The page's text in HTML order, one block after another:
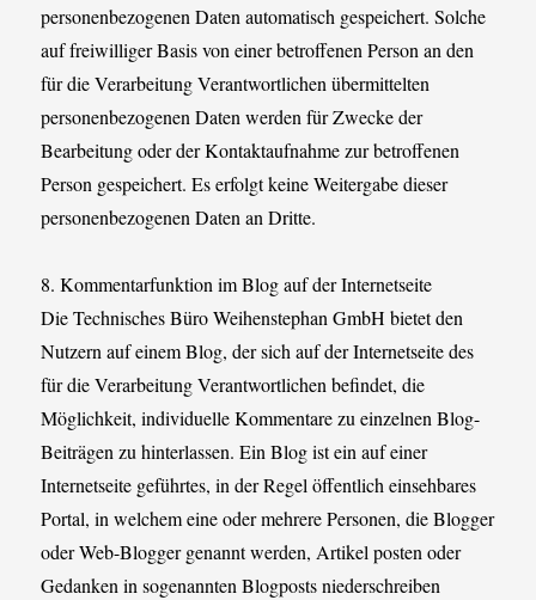
personenbezogenen Daten automatisch gespeichert. Solche
auf freiwilliger Basis von einer betroffenen Person an den
für die Verarbeitung Verantwortlichen übermittelten
personenbezogenen Daten werden für Zwecke der
Bearbeitung oder der Kontaktaufnahme zur betroffenen
Person gespeichert. Es erfolgt keine Weitergabe dieser
personenbezogenen Daten an Dritte.
8. Kommentarfunktion im Blog auf der Internetseite
Die Technisches Büro Weihenstephan GmbH bietet den
Nutzern auf einem Blog, der sich auf der Internetseite des
für die Verarbeitung Verantwortlichen befindet, die
Möglichkeit, individuelle Kommentare zu einzelnen Blog-
Beiträgen zu hinterlassen. Ein Blog ist ein auf einer
Internetseite geführtes, in der Regel öffentlich einsehbares
Portal, in welchem eine oder mehrere Personen, die Blogger
oder Web-Blogger genannt werden, Artikel posten oder
Gedanken in sogenannten Blogposts niederschreiben